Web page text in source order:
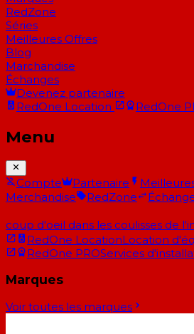
RedZone
Séries
Meilleures Offres
Blog
Marchandise
Échanges
Devenez partenaire
RedOne Location RedOne
Menu
Compte Partenaire
Merchandise
RedZone
coup d'oeil dans les coulisses de
RedOne LocationLocation
RedOne PROServices
Marques
Voir toutes les marques